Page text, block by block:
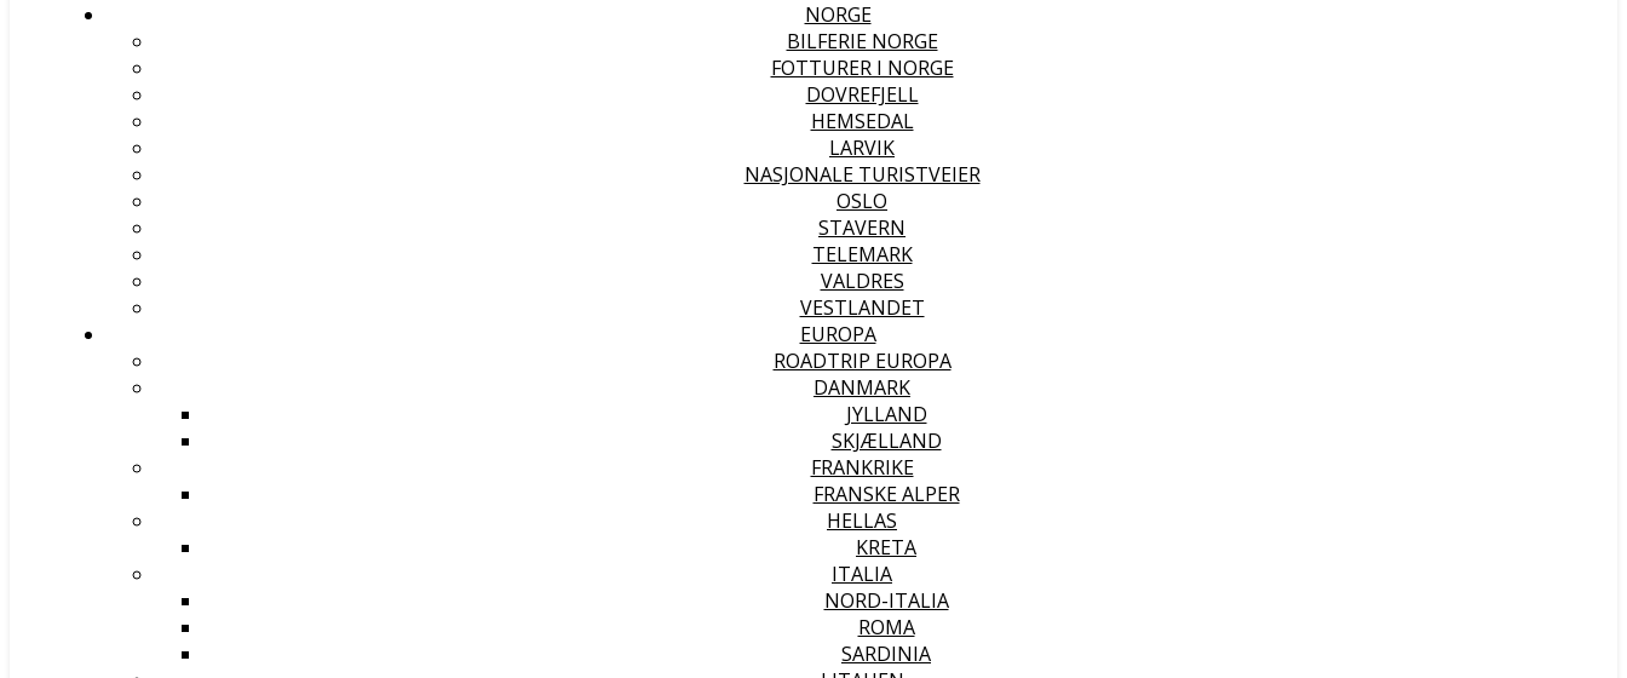
NORGE
BILFERIE NORGE
FOTTURER I NORGE
DOVREFJELL
HEMSEDAL
LARVIK
NASJONALE TURISTVEIER
OSLO
STAVERN
TELEMARK
VALDRES
VESTLANDET
EUROPA
ROADTRIP EUROPA
DANMARK
JYLLAND
SKJÆLLAND
FRANKRIKE
FRANSKE ALPER
HELLAS
KRETA
ITALIA
NORD-ITALIA
ROMA
SARDINIA